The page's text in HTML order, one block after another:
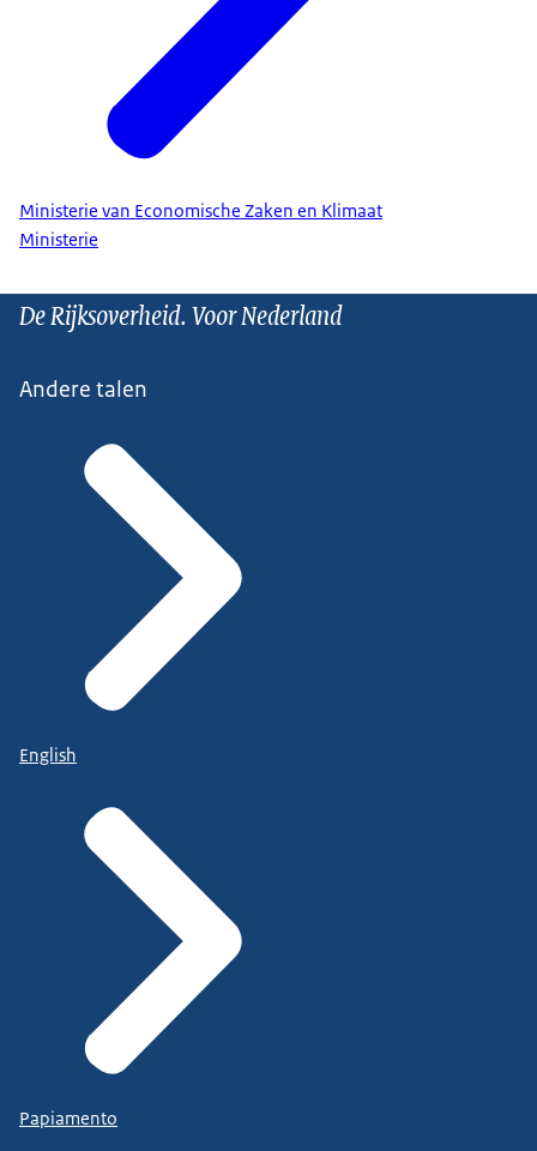
Ministerie van Economische Zaken en Klimaat
Ministerie
De Rijksoverheid. Voor Nederland
Andere talen
English
Papiamento